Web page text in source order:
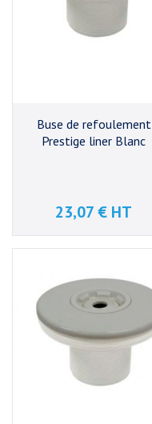
Buse de refoulement
Prestige liner Blanc
Prix
23,07 € HT